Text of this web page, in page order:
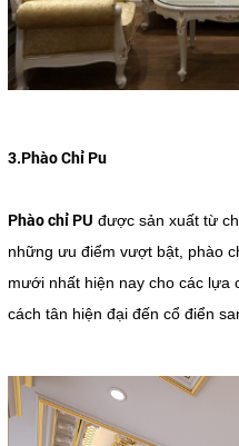
3.Phào Chỉ Pu
Phào chỉ PU được sản xuất từ
những ưu điểm vượt bật, phào
mưới nhất hiện nay cho các lựa
cách tân hiện đại đến cổ điển